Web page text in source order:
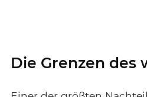
Die Grenzen des